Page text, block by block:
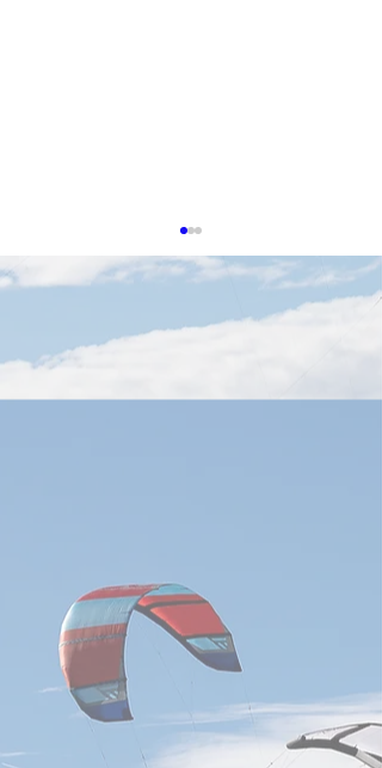
緯創Wistron
感謝。参考にした出典は下記
に記載しています。 【鴻海
品が成長を牽引。第3四半期
もAIラック出荷の増加を見込
み、台湾のサーバー、電源、
液冷、高速通信部品など関連
供給網への需要継続を示す重
要な動きです